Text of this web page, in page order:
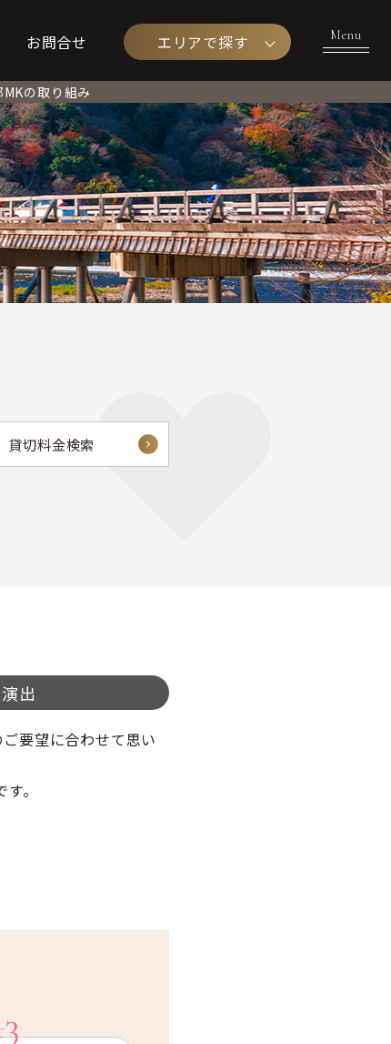
お問合せ エリアで探す
MKの取り組み
貸切料金検索
出
要望に合わせて思い
。